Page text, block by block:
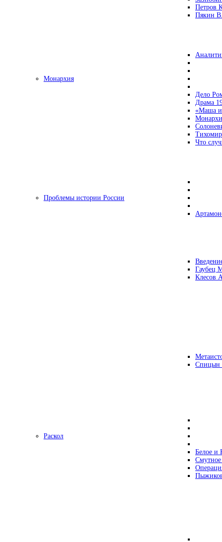
Петров
Пякин
Монархия
Дело
Драма
«Маша и
Что
Проблемы истории России
Гаубец
Клесов
Раскол
Белое и